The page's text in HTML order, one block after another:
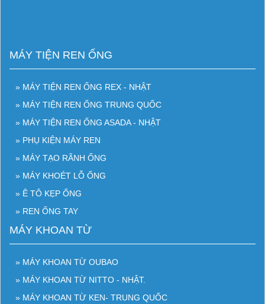
MÁY TIỆN REN ỐNG
» MÁY TIỆN REN ỐNG REX - NHẬT
» MÁY TIỆN REN ỐNG TRUNG QUỐC
» MÁY TIỆN REN ỐNG ASADA - NHẬT
» PHỤ KIỆN MÁY REN
» MÁY TẠO RÃNH ỐNG
» MÁY KHOÉT LỖ ỐNG
» Ê TÔ KẸP ỐNG
» REN ỐNG TAY
MÁY KHOAN TỪ
» MÁY KHOAN TỪ OUBAO
» MÁY KHOAN TỪ NITTO - NHẬT.
» MÁY KHOAN TỪ KEN- TRUNG QUỐC